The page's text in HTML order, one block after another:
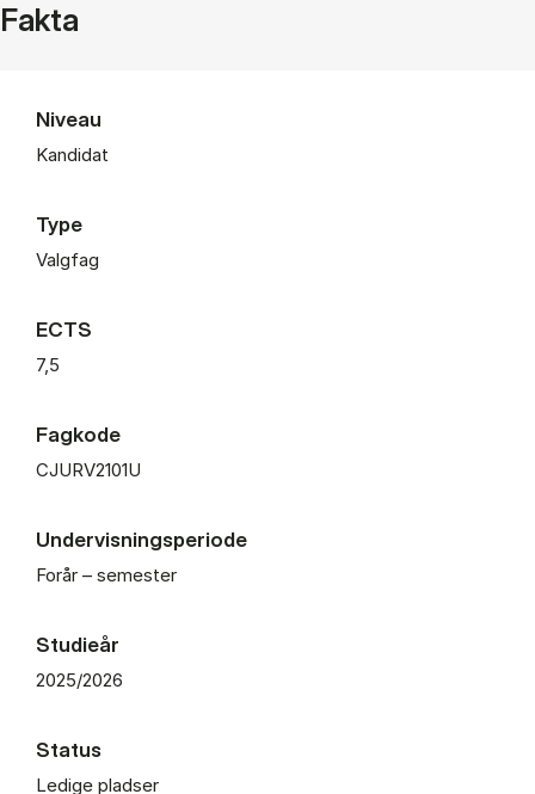
Fakta
Niveau
Kandidat
Type
Valgfag
ECTS
7,5
Fagkode
CJURV2101U
Undervisningsperiode
Forår – semester
Studieår
2025/2026
Status
Ledige pladser